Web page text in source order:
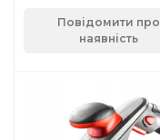
Повідомити про
наявність